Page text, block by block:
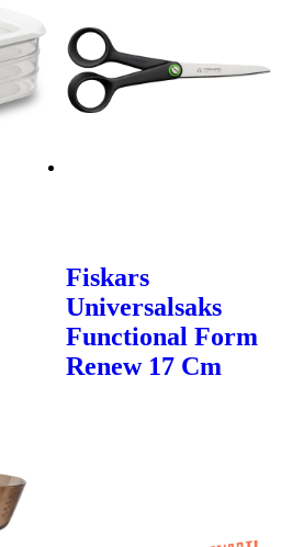
Fiskars
Universalsaks
Functional Form
Renew 17 Cm